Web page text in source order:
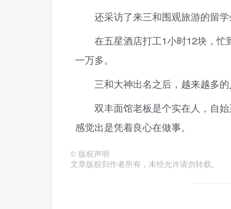
还采访了来三和围观旅游的留学
在五星酒店打工1小时12块，
一万多。
三和大神出名之后，越来越多
双丰面馆老板是个实在人，自
感觉出是凭着良心在做事。
© 版权声明
文章版权归作者所有，未经允许请勿转载。